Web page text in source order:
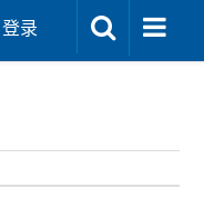
登录